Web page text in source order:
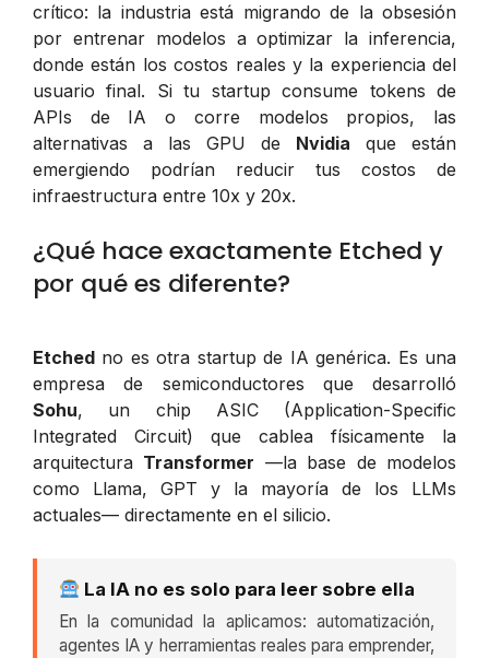
crítico: la industria está migrando de la obsesión
por entrenar modelos a optimizar la inferencia,
donde están los costos reales y la experiencia del
usuario final. Si tu startup consume tokens de
APIs de IA o corre modelos propios, las
alternativas a las GPU de Nvidia que están
emergiendo podrían reducir tus costos de
infraestructura entre 10x y 20x.
¿Qué hace exactamente Etched y
por qué es diferente?
Etched no es otra startup de IA genérica. Es una
empresa de semiconductores que desarrolló
Sohu, un chip ASIC (Application-Specific
Integrated Circuit) que cablea físicamente la
arquitectura Transformer —la base de modelos
como Llama, GPT y la mayoría de los LLMs
actuales— directamente en el silicio.
La IA no es solo para leer sobre ella
En la comunidad la aplicamos: automatización,
agentes IA y herramientas reales para emprender,